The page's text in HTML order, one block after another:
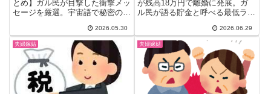
とめ】ガル民が目撃した衝撃メッ
セージを厳選。宇宙語で秘密のや
構文まで。浮気発覚の瞬間と爆
笑・修羅場エピソードを20選で
一挙公開。「夫 浮気 LINE」「旦
那 不倫 メッセージ」で検索した
方必見。
2026.05.30
が残高18万円で離婚に発展。ガ
ル民が語る貯金と呼べる最低ライ
金ゼロ夫と結婚した体験談、金銭
感覚が合わない夫婦の末路まで。
結婚前に知っておきたいお金の本
音20選。
2026.06.29
夫婦嫁姑 夫婦嫁姑